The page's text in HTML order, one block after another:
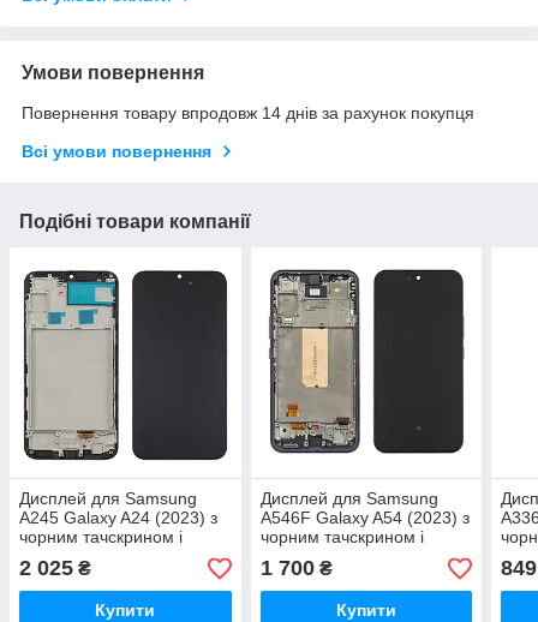
Умови повернення
Повернення товару впродовж 14 днів за рахунок покупця
Всі умови повернення
Подібні товари компанії
Дисплей для Samsung
A245 Galaxy A24 (2023) з
чорним тачскрином і
корпусною рамкою OLED
2 025 ₴
Купити
Дисплей для Samsung
A546F Galaxy A54 (2023) з
чорним тачскрином і
рамкою (з широким
обідком)
1 700₴
Купити
849